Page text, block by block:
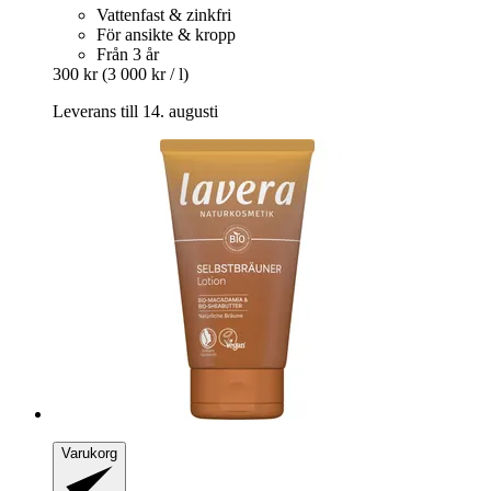
Vattenfast & zinkfri
För ansikte & kropp
Från 3 år
300 kr (3 000 kr / l)
Leverans till 14. augusti
Varukorg